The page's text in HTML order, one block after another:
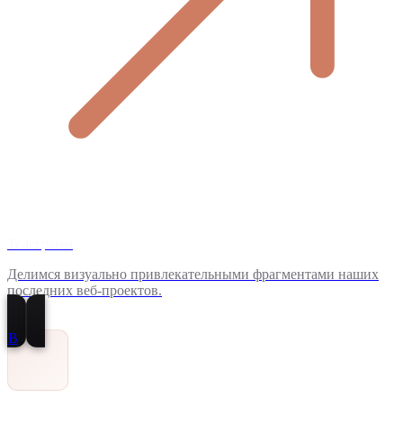
Делимся визуально привлекательными фрагментами наших
последних веб-проектов.
В